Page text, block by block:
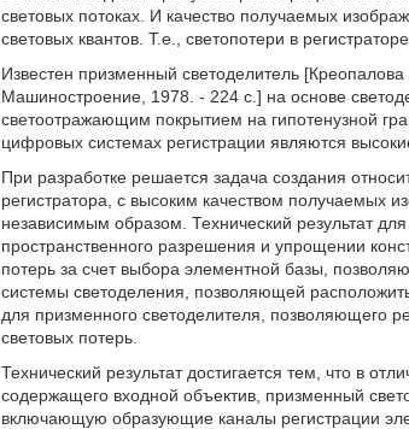
световых потоках. И качество получаемых
световых квантов. Т.е., светопотери в
Известен призменный светоделитель
Машиностроение, 1978. - 224 с.] на основе
светоотражающим покрытием на гипотенузной
цифровых системах регистрации являются
При разработке решается задача создания
регистратора, с высоким качеством получаемых
независимым образом. Технический результат
пространственного разрешения и упрощении
потерь за счет выбора элементной базы,
системы светоделения, позволяющей
для призменного светоделителя, позволяющего
световых потерь.
Технический результат достигается тем, что в
содержащего входной объектив, призменный
включающую образующие каналы регистрации